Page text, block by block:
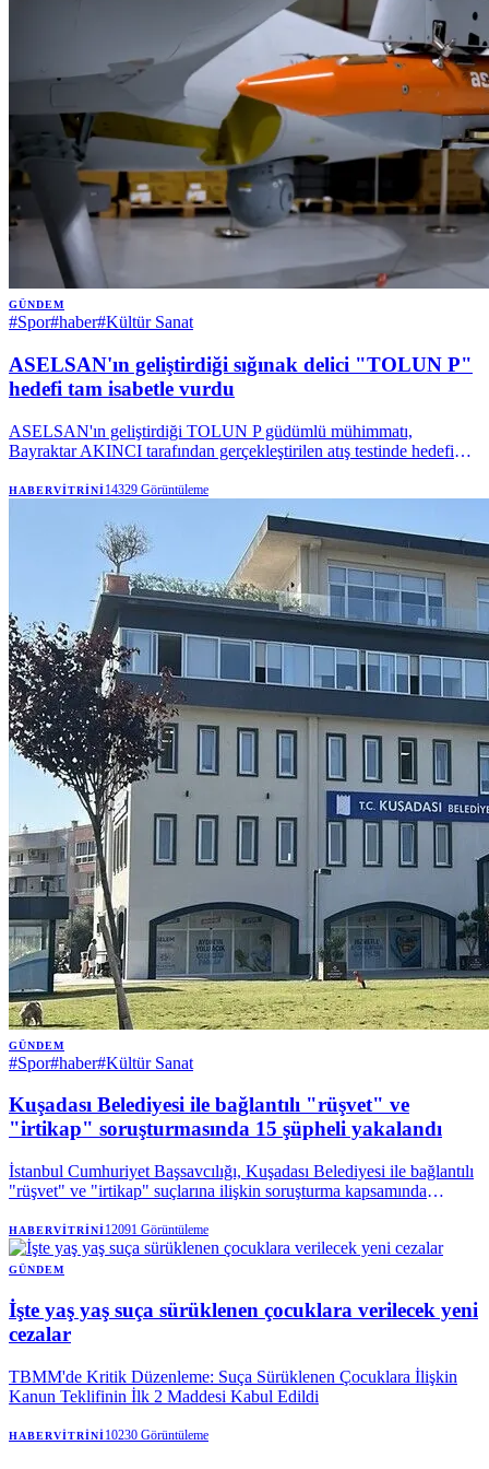
GÜNDEM
#Spor#haber#Kültür Sanat
ASELSAN'ın geliştirdiği sığınak delici "TOLUN P"
hedefi tam isabetle vurdu
ASELSAN'ın geliştirdiği TOLUN P güdümlü mühimmatı,
Bayraktar AKINCI tarafından gerçekleştirilen atış testinde hedefi
HABERVITRINI14329 Görüntüleme
GÜNDEM
#Spor#haber#Kültür Sanat
Kuşadası Belediyesi ile bağlantılı "rüşvet" ve
"irtikap" soruşturmasında 15 şüpheli yakalandı
İstanbul Cumhuriyet Başsavcılığı, Kuşadası Belediyesi ile bağlantılı
"rüşvet" ve "irtikap" suçlarına ilişkin soruşturma kapsamında
Anadolu Ajansı
HABERVITRINI12091 Görüntüleme
GÜNDEM
İşte yaş yaş suça sürüklenen çocuklara verilecek yeni
cezalar
TBMM'de Kritik Düzenleme: Suça Sürüklenen Çocuklara İlişkin
Kanun Teklifinin İlk 2 Maddesi Kabul Edildi
HABERVITRINI10230 Görüntüleme